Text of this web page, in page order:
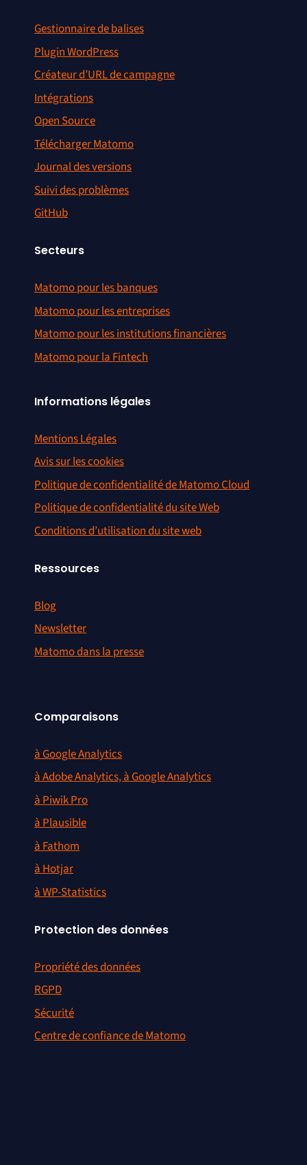
Gestionnaire de balises
Plugin WordPress
Créateur d’URL de campagne
Intégrations
Open Source
Télécharger Matomo
Journal des versions
Suivi des problèmes
GitHub
Secteurs
Matomo pour les banques
Matomo pour les entreprises
Matomo pour les institutions financières
Matomo pour la Fintech
Informations légales
Mentions Légales
Avis sur les cookies
Politique de confidentialité de Matomo Cloud
Politique de confidentialité du site Web
Conditions d’utilisation du site web
Ressources
Blog
Newsletter
Matomo dans la presse
Comparaisons
à Google Analytics
à Adobe Analytics, à Google Analytics
à Piwik Pro
à Plausible
à Fathom
à Hotjar
à WP-Statistics
Protection des données
Propriété des données
RGPD
Sécurité
Centre de confiance de Matomo